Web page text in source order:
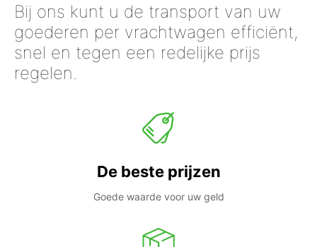
Bij ons kunt u de transport van uw
goederen per vrachtwagen efficiënt,
snel en tegen een redelijke prijs
regelen.
De beste prijzen
Goede waarde voor uw geld